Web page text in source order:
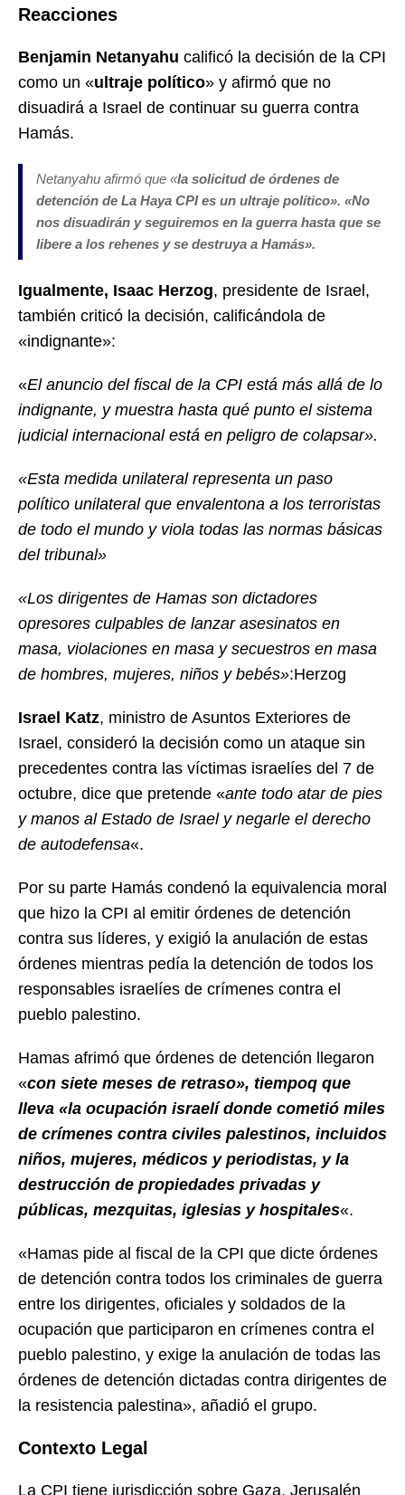
Reacciones
Benjamin Netanyahu calificó la decisión de la CPI
como un «ultraje político» y afirmó que no
disuadirá a Israel de continuar su guerra contra
Hamás.
Netanyahu afirmó que «la solicitud de órdenes de
detención de La Haya CPI es un ultraje político». «No
nos disuadirán y seguiremos en la guerra hasta que se
libere a los rehenes y se destruya a Hamás».
Igualmente, Isaac Herzog, presidente de Israel,
también criticó la decisión, calificándola de
«indignante»:
«El anuncio del fiscal de la CPI está más allá de lo
indignante, y muestra hasta qué punto el sistema
judicial internacional está en peligro de colapsar».
«Esta medida unilateral representa un paso
político unilateral que envalentona a los terroristas
de todo el mundo y viola todas las normas básicas
del tribunal»
«Los dirigentes de Hamas son dictadores
opresores culpables de lanzar asesinatos en
masa, violaciones en masa y secuestros en masa
de hombres, mujeres, niños y bebés»:Herzog
Israel Katz, ministro de Asuntos Exteriores de
Israel, consideró la decisión como un ataque sin
precedentes contra las víctimas israelíes del 7 de
octubre, dice que pretende «ante todo atar de pies
y manos al Estado de Israel y negarle el derecho
de autodefensa«.
Por su parte Hamás condenó la equivalencia moral
que hizo la CPI al emitir órdenes de detención
contra sus líderes, y exigió la anulación de estas
órdenes mientras pedía la detención de todos los
responsables israelíes de crímenes contra el
pueblo palestino.
Hamas afrimó que órdenes de detención llegaron
«con siete meses de retraso», tiempoq que
lleva «la ocupación israelí donde cometió miles
de crímenes contra civiles palestinos, incluidos
niños, mujeres, médicos y periodistas, y la
destrucción de propiedades privadas y
públicas, mezquitas, iglesias y hospitales«.
«Hamas pide al fiscal de la CPI que dicte órdenes
de detención contra todos los criminales de guerra
entre los dirigentes, oficiales y soldados de la
ocupación que participaron en crímenes contra el
pueblo palestino, y exige la anulación de todas las
órdenes de detención dictadas contra dirigentes de
la resistencia palestina», añadió el grupo.
Contexto Legal
La CPI tiene jurisdicción sobre Gaza, Jerusalén